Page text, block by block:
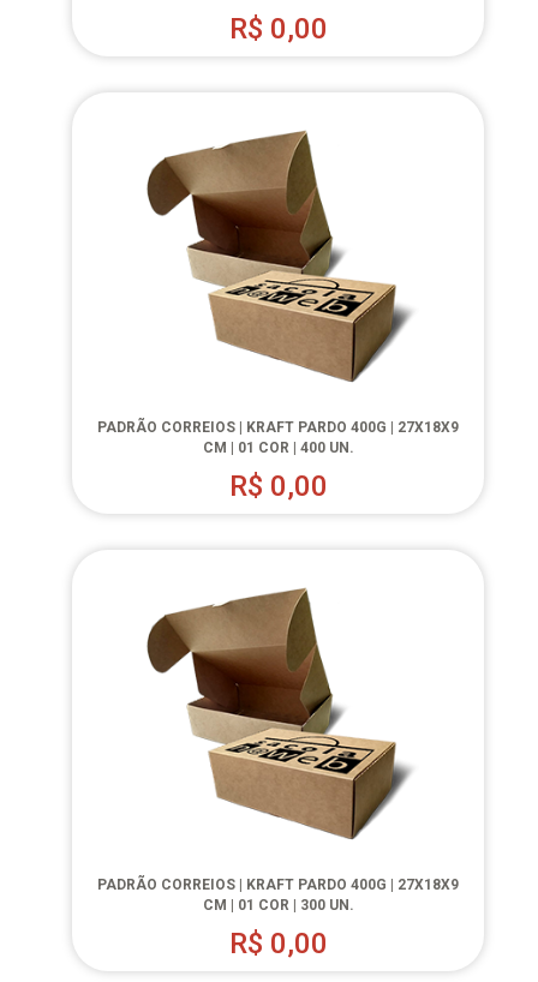
R$ 0,00
PADRÃO CORREIOS | KRAFT PARDO 400G | 27X18X9
CM | 01 COR | 400 UN.
R$ 0,00
PADRÃO CORREIOS | KRAFT PARDO 400G | 27X18X9
CM | 01 COR | 300 UN.
R$ 0,00